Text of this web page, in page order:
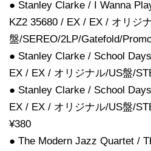
● Stanley Clarke / I Wanna
KZ2 35680 / EX / EX / オリジ
盤/SEREO/2LP/Gatefold/
● Stanley Clarke / School
EX / EX / オリジナル/US盤/
● Stanley Clarke / School
EX / EX / オリジナル/US盤/
¥380
● The Modern Jazz Quartet /